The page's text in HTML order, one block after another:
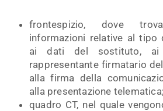
frontespizio, dove
informazioni relative al tipo
ai dati del sostituto,
rappresentante firmatario
alla firma della
alla presentazione telematica;
quadro CT, nel quale